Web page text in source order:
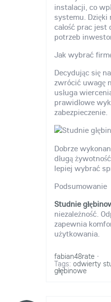
instalacji, co
systemu. Dzięki
całość prac jest
potrzeb
Jak wybrać
Decydując się
zwrócić uwagę
usługa
prawidłowe
zabezpieczenie.
Dobrze
długą
lepiej wybrać
Podsumowanie
Studnie
niezależność.
zapewnia
użytkowania.
fabian48rate ·
Tags: odwierty
głębinowe